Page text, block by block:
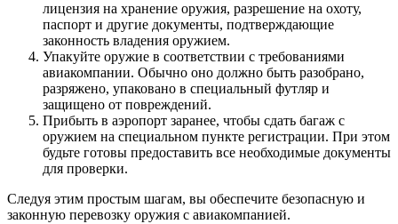
лицензия на хранение оружия, разрешение на охоту,
паспорт и другие документы, подтверждающие
законность владения оружием.
Упакуйте оружие в соответствии с требованиями
авиакомпании. Обычно оно должно быть разобрано,
разряжено, упаковано в специальный футляр и
защищено от повреждений.
Прибыть в аэропорт заранее, чтобы сдать багаж с
оружием на специальном пункте регистрации. При этом
будьте готовы предоставить все необходимые документы
для проверки.
Следуя этим простым шагам, вы обеспечите безопасную и
законную перевозку оружия с авиакомпанией.